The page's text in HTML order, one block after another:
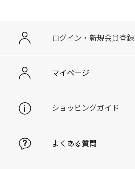
ログイン・新規会員登録
マイページ
ショッピングガイド
よくある質問